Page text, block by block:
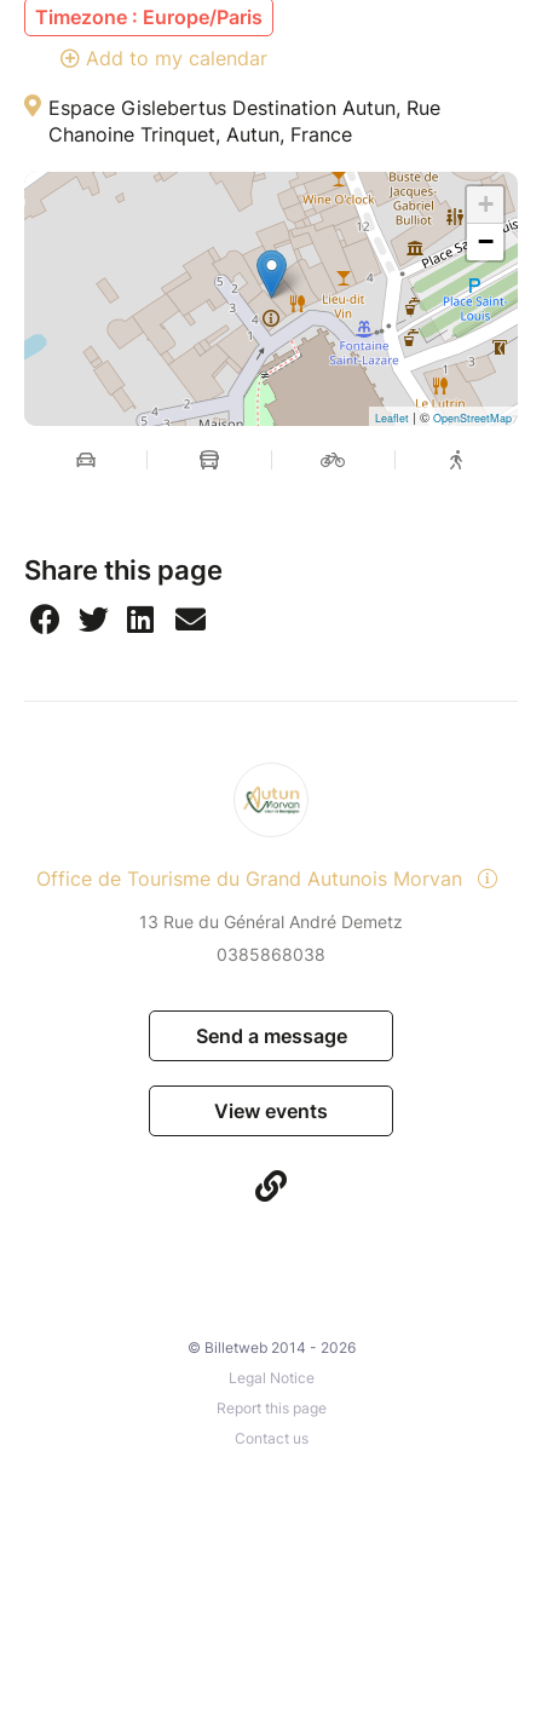
Timezone : Europe/Paris
Add to my calendar
Espace Gislebertus Destination Autun, Rue
Chanoine Trinquet, Autun, France
+
−
Leaflet | © OpenStreetMap
Share this page
Office de Tourisme du Grand Autunois Morvan
13 Rue du Général André Demetz
0385868038
Send a message
View events
© Billetweb 2014 - 2026
Legal Notice
Report this page
Contact us